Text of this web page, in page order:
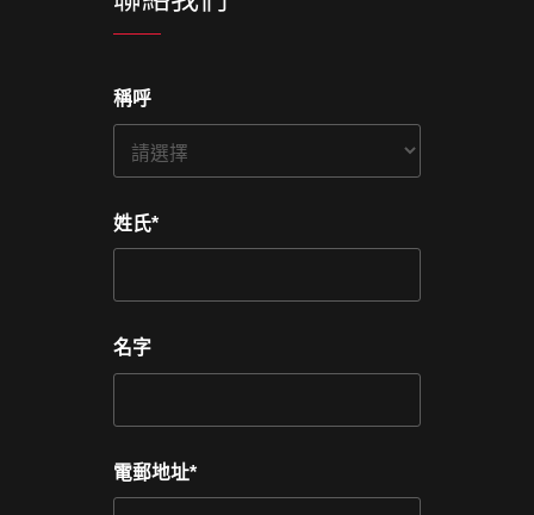
稱呼
姓氏*
名字
電郵地址*